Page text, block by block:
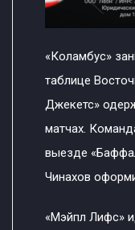
«Коламбус»
таблице
Джекетс»
матчах.
выезде
Чинахов
«Мэйпл Лифс»